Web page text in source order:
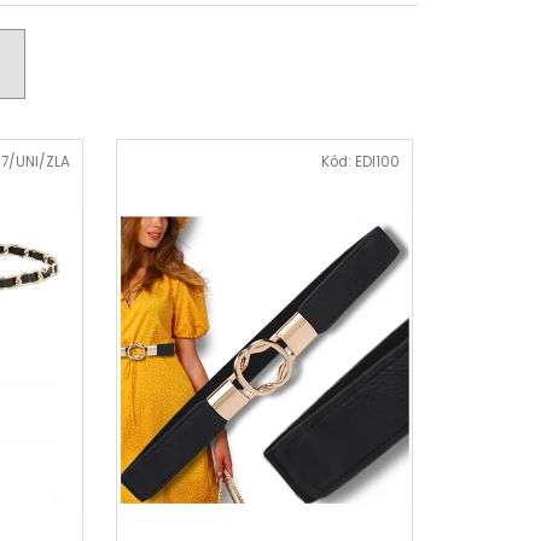
UNI/ZLA Kód: EDI100
VZOR,
MURRAY